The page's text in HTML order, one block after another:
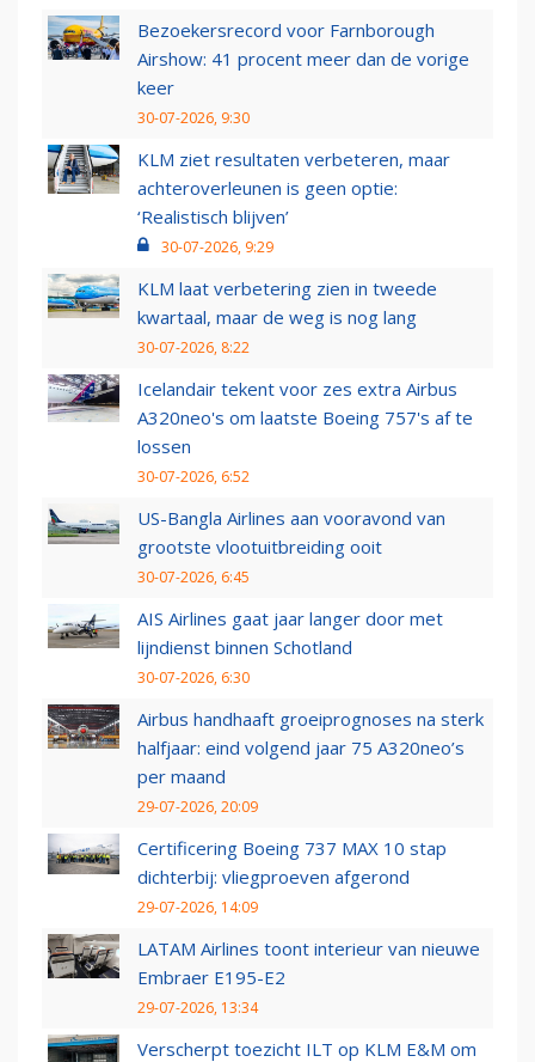
Bezoekersrecord voor Farnborough
Airshow: 41 procent meer dan de vorige
keer
30-07-2026, 9:30
KLM ziet resultaten verbeteren, maar
achteroverleunen is geen optie:
‘Realistisch blijven’
30-07-2026, 9:29
KLM laat verbetering zien in tweede
kwartaal, maar de weg is nog lang
30-07-2026, 8:22
Icelandair tekent voor zes extra Airbus
A320neo's om laatste Boeing 757's af te
lossen
30-07-2026, 6:52
US-Bangla Airlines aan vooravond van
grootste vlootuitbreiding ooit
30-07-2026, 6:45
AIS Airlines gaat jaar langer door met
lijndienst binnen Schotland
30-07-2026, 6:30
Airbus handhaaft groeiprognoses na sterk
halfjaar: eind volgend jaar 75 A320neo’s
per maand
29-07-2026, 20:09
Certificering Boeing 737 MAX 10 stap
dichterbij: vliegproeven afgerond
29-07-2026, 14:09
LATAM Airlines toont interieur van nieuwe
Embraer E195-E2
29-07-2026, 13:34
Verscherpt toezicht ILT op KLM E&M om